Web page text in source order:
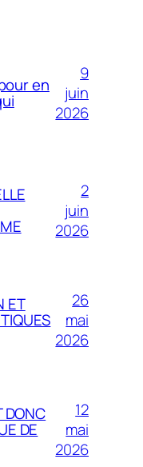
en
9
juin
2026
2
juin
2026
ET
26
mai
2026
DONC
DE
12
mai
2026